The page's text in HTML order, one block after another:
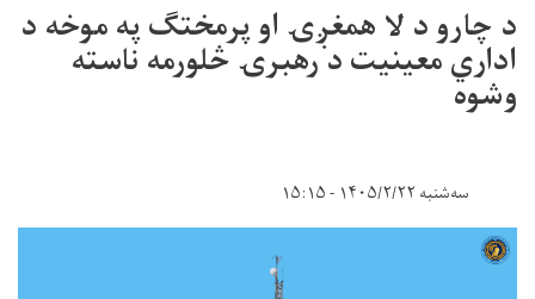
د چارو د لا همغږۍ او پرمختګ په موخه د
اداري معینیت د رهبرۍ څلورمه ناسته
وشوه
سه‌شنبه ۱۴۰۵/۲/۲۲ - ۱۵:۱۵